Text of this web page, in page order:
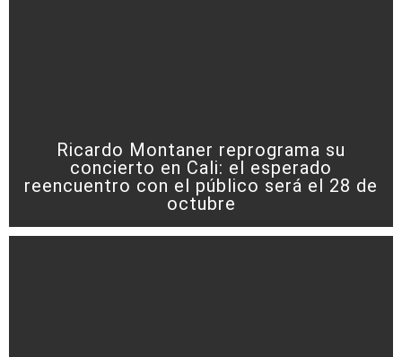
Ricardo Montaner reprograma su
concierto en Cali: el esperado
reencuentro con el público será el 28 de
octubre